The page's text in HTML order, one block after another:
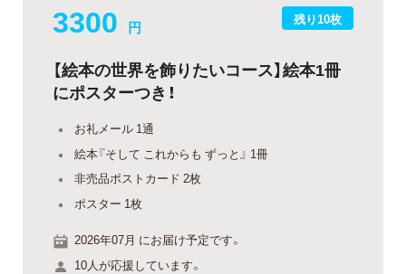
残り10枚
3300 円
【絵本の世界を飾りたいコース】絵本1冊
にポスターつき！
お礼メール 1通
絵本『そして これからも ずっと』 1冊
非売品ポストカード 2枚
ポスター 1枚
2026年07月 にお届け予定です。
10人が応援しています。